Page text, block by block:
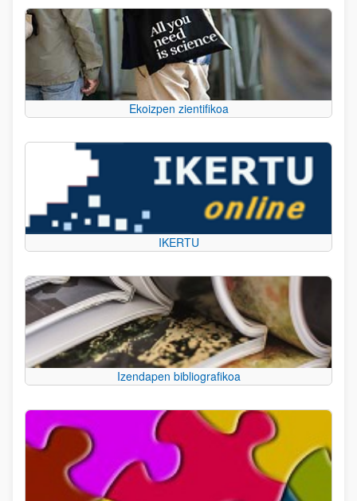
Ekoizpen zientifikoa
IKERTU
Izendapen bibliografikoa